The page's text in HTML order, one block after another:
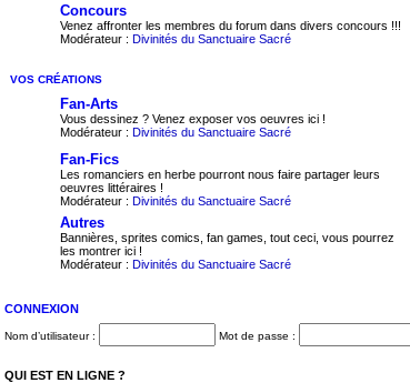
Concours
Venez affronter les membres du forum dans divers concours !!!
Modérateur : Divinités du Sanctuaire Sacré
VOS CRÉATIONS
Fan-Arts
Vous dessinez ? Venez exposer vos oeuvres ici !
Modérateur : Divinités du Sanctuaire Sacré
Fan-Fics
Les romanciers en herbe pourront nous faire partager leurs
oeuvres littéraires !
Modérateur : Divinités du Sanctuaire Sacré
Autres
Bannières, sprites comics, fan games, tout ceci, vous pourrez
les montrer ici !
Modérateur : Divinités du Sanctuaire Sacré
CONNEXION
Nom d’utilisateur : Mot de passe :
QUI EST EN LIGNE ?